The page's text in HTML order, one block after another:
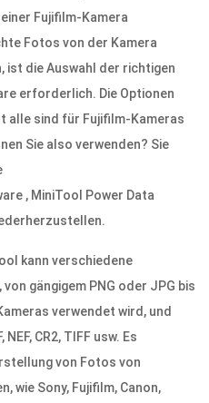
Fujifilm-Kamera
Fotos von der Kamera
die Auswahl der richtigen
erforderlich. Die Optionen
alle sind für Fujifilm-Kameras
Sie also verwenden? Sie
, MiniTool Power Data
kann verschiedene
gängigem PNG oder JPG bis
verwendet wird, und
CR2, TIFF usw. Es
von Fotos von
wie Sony, Fujifilm, Canon,